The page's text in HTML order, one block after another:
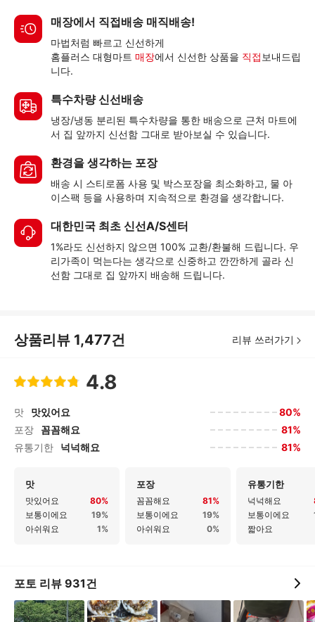
매장에서 직접배송 매직배송!
마법처럼 빠르고 신선하게
홈플러스 대형마트 매장에서 신선한 상품을 직접 보내드립
니다.
특수차량 신선배송
냉장/냉동 분리된 특수차량을 통한 배송으로 근처 마트에
서 집 앞까지 신선함 그대로 받아보실 수 있습니다.
환경을 생각하는 포장
배송 시 스티로폼 사용 및 박스포장을 최소화하고, 물 아
이스팩 등을 사용하며 지속적으로 환경을 생각합니다.
대한민국 최초 신선A/S센터
1%라도 신선하지 않으면 100% 교환/환불해 드립니다. 우
리가족이 먹는다는 생각으로 신중하고 깐깐하게 골라 신
선함 그대로 집 앞까지 배송해 드립니다.
상품리뷰 1,477건 리뷰 쓰러가기
4.8
맛 맛있어요
80%
포장
꼼꼼해요
81%
유통기한
넉넉해요 81%
맛
맛있어요
80%
보통이에요
19%
아쉬워요
1%
포장
꼼꼼해요
81%
보통이에요
19%
아쉬워요
0%
유통기한
넉넉해요
보통이에요
짧아요
포토 리뷰 931건